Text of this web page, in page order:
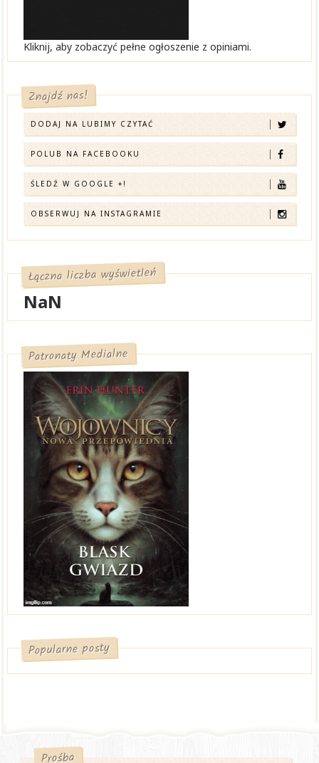
Kliknij, aby zobaczyć pełne ogłoszenie z opiniami.
Znajdź nas!
DODAJ NA LUBIMY CZYTAĆ
POLUB NA FACEBOOKU
ŚLEDŹ W GOOGLE +!
OBSERWUJ NA INSTAGRAMIE
Łączna liczba wyświetleń
NaN
Patronaty Medialne
Popularne posty
Prośba